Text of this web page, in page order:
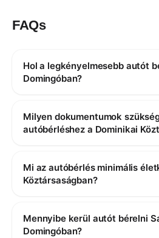
FAQs
Hol a legkényelmesebb autót
Domingóban?
Milyen dokumentumok
autóbérléshez a Dominikai
Mi az autóbérlés minimális
Köztársaságban?
Mennyibe kerül autót bérelni
Domingóban?